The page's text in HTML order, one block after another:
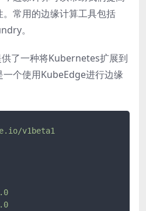
常用的边缘计算工具包括
。
了一种将Kubernetes扩展到
个使用KubeEdge进行边缘
v1beta1